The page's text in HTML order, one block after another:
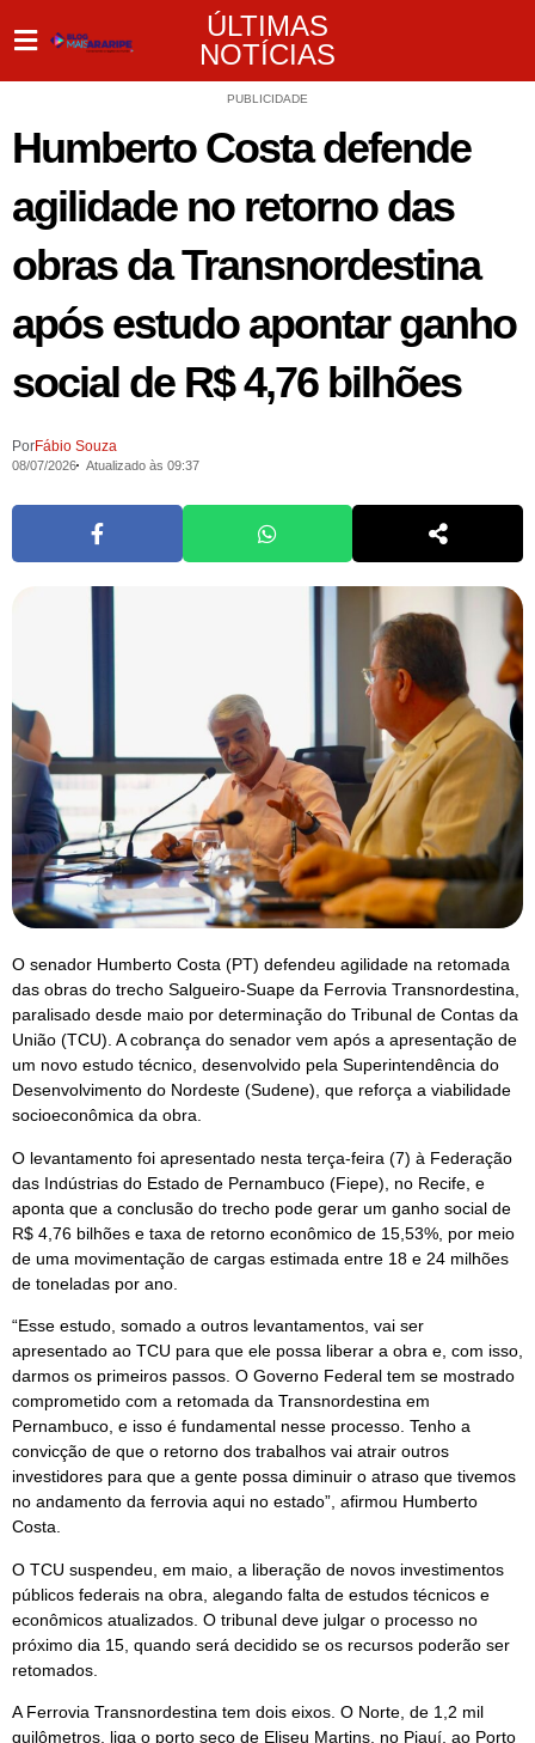
ÚLTIMAS
NOTÍCIAS
PUBLICIDADE
Humberto Costa defende
agilidade no retorno das
obras da Transnordestina
após estudo apontar ganho
social de R$ 4,76 bilhões
PorFábio Souza
08/07/2026 Atualizado às 09:37
O senador Humberto Costa (PT) defendeu agilidade na retomada
das obras do trecho Salgueiro-Suape da Ferrovia Transnordestina,
paralisado desde maio por determinação do Tribunal de Contas da
União (TCU). A cobrança do senador vem após a apresentação de
um novo estudo técnico, desenvolvido pela Superintendência do
Desenvolvimento do Nordeste (Sudene), que reforça a viabilidade
socioeconômica da obra.
O levantamento foi apresentado nesta terça-feira (7) à Federação
das Indústrias do Estado de Pernambuco (Fiepe), no Recife, e
aponta que a conclusão do trecho pode gerar um ganho social de
R$ 4,76 bilhões e taxa de retorno econômico de 15,53%, por meio
de uma movimentação de cargas estimada entre 18 e 24 milhões
de toneladas por ano.
“Esse estudo, somado a outros levantamentos, vai ser
apresentado ao TCU para que ele possa liberar a obra e, com isso,
darmos os primeiros passos. O Governo Federal tem se mostrado
comprometido com a retomada da Transnordestina em
Pernambuco, e isso é fundamental nesse processo. Tenho a
convicção de que o retorno dos trabalhos vai atrair outros
investidores para que a gente possa diminuir o atraso que tivemos
no andamento da ferrovia aqui no estado”, afirmou Humberto
Costa.
O TCU suspendeu, em maio, a liberação de novos investimentos
públicos federais na obra, alegando falta de estudos técnicos e
econômicos atualizados. O tribunal deve julgar o processo no
próximo dia 15, quando será decidido se os recursos poderão ser
retomados.
A Ferrovia Transnordestina tem dois eixos. O Norte, de 1,2 mil
quilômetros, liga o porto seco de Eliseu Martins, no Piauí, ao Porto